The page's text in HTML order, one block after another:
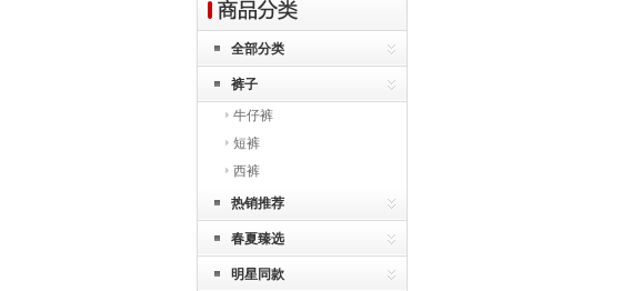
全部分类
裤子
牛仔裤
短裤
西裤
热销推荐
春夏臻选
明星同款